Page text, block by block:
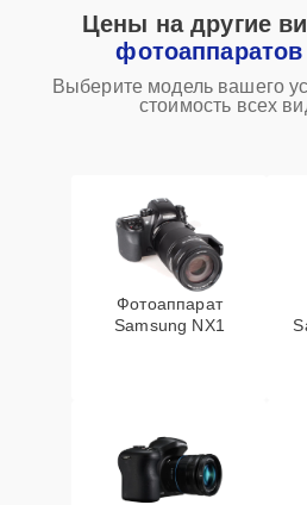
Цены на другие
Выберите модель вашего
стоимость всех
Фотоаппарат
Samsung NX1